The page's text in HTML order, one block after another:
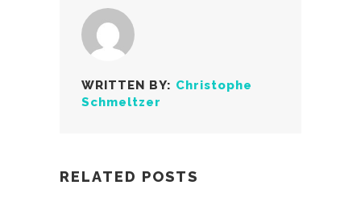
WRITTEN BY: Christophe
Schmeltzer
RELATED POSTS